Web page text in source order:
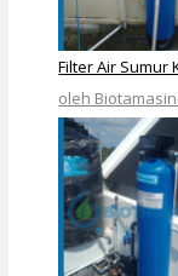
Filter Air Sumur
oleh